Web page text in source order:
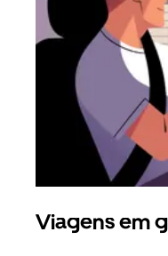
Viagens em